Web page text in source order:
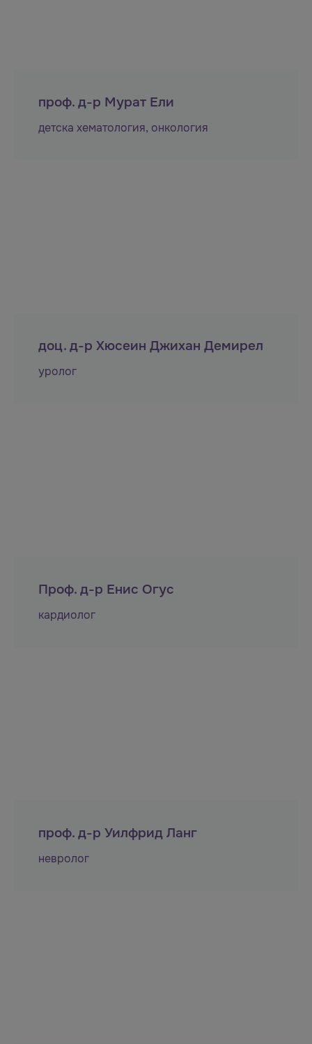
проф. д-р Мурат Ели
детска хематология, онкология
доц. д-р Хюсеин Джихан Демирел
уролог
Проф. д-р Енис Огус
кардиолог
проф. д-р Уилфрид Ланг
невролог